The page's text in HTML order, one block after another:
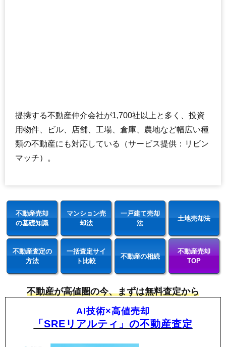
提携する不動産仲介会社が1,700社以上と多く、投資
用物件、ビル、店舗、工場、倉庫、農地など幅広い種
類の不動産にも対応している（サービス提供：リビン
マッチ）。
不動産売却
の基礎知識
マンション売
却法
一戸建て売却
法
土地売却法
不動産査定の
方法
一括査定サイ
ト比較
不動産の相続
不動産売却
TOP
不動産が高値圏の今、まずは無料査定から
AI技術×高値売却
「SREリアルティ」の不動産査定